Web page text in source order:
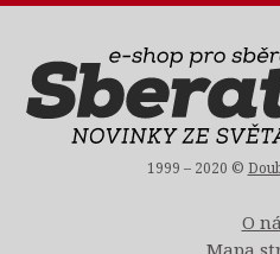
1999 – 2020 ©
O
Mapa